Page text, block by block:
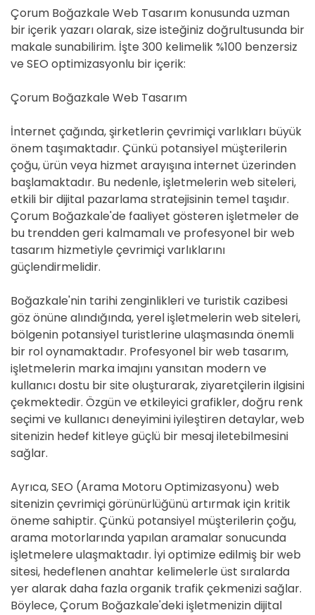
Çorum Boğazkale Web Tasarım konusunda uzman
bir içerik yazarı olarak, size isteğiniz doğrultusunda bir
makale sunabilirim. İşte 300 kelimelik %100 benzersiz
ve SEO optimizasyonlu bir içerik:
Çorum Boğazkale Web Tasarım
İnternet çağında, şirketlerin çevrimiçi varlıkları büyük
önem taşımaktadır. Çünkü potansiyel müşterilerin
çoğu, ürün veya hizmet arayışına internet üzerinden
başlamaktadır. Bu nedenle, işletmelerin web siteleri,
etkili bir dijital pazarlama stratejisinin temel taşıdır.
Çorum Boğazkale'de faaliyet gösteren işletmeler de
bu trendden geri kalmamalı ve profesyonel bir web
tasarım hizmetiyle çevrimiçi varlıklarını
güçlendirmelidir.
Boğazkale'nin tarihi zenginlikleri ve turistik cazibesi
göz önüne alındığında, yerel işletmelerin web siteleri,
bölgenin potansiyel turistlerine ulaşmasında önemli
bir rol oynamaktadır. Profesyonel bir web tasarım,
işletmelerin marka imajını yansıtan modern ve
kullanıcı dostu bir site oluşturarak, ziyaretçilerin ilgisini
çekmektedir. Özgün ve etkileyici grafikler, doğru renk
seçimi ve kullanıcı deneyimini iyileştiren detaylar, web
sitenizin hedef kitleye güçlü bir mesaj iletebilmesini
sağlar.
Ayrıca, SEO (Arama Motoru Optimizasyonu) web
sitenizin çevrimiçi görünürlüğünü artırmak için kritik
öneme sahiptir. Çünkü potansiyel müşterilerin çoğu,
arama motorlarında yapılan aramalar sonucunda
işletmelere ulaşmaktadır. İyi optimize edilmiş bir web
sitesi, hedeflenen anahtar kelimelerle üst sıralarda
yer alarak daha fazla organik trafik çekmenizi sağlar.
Böylece, Çorum Boğazkale'deki işletmenizin dijital